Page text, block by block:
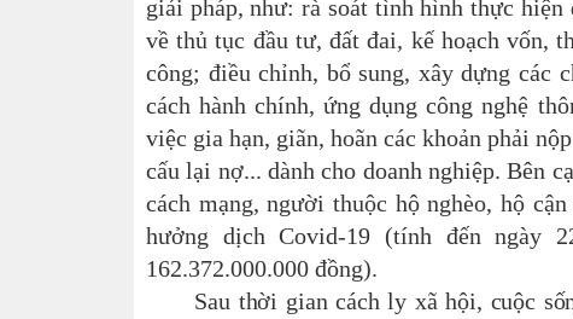
giải pháp, như: rà soát tình hình thực
về thủ tục đầu tư, đất đai, kế hoạch vốn,
công; điều chỉnh, bổ sung, xây dựng các
cách hành chính, ứng dụng công nghệ
việc gia hạn, giãn, hoãn các khoản phải
cấu lại nợ... dành cho doanh nghiệp.Bên
cách mạng, người thuộc hộ nghèo, hộ
hưởng dịch Covid-19 (tính đến ngày
162.372.000.000 đồng).
Sau thời gian cách ly xã hội, cuộc